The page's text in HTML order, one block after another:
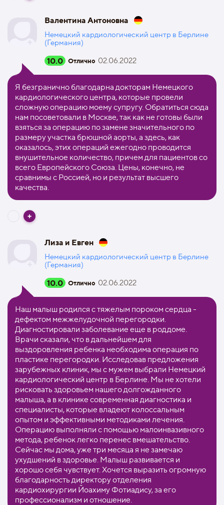
Валентина Антоновна
Немецкий кардиологический центр в Берлине
(Германия)
10.0 Отлично 02.06.2022
Я безгранично благодарна докторам Немецкого
кардиологического центра, которые провели
сложную операцию моему супругу. Обратиться сюда
нам посоветовали в Москве, так как не готовы были
взяться за операцию по замене значительного по
размеру участка брюшной аорты, а здесь, как
оказалось, этих операций ежегодно проводится
внушительное количество, причем для пациентов со
всего Европейского Союза. Цены, конечно, не
сравнимы с Россией, но и результат высшего
качества.
Лиза и Евген
Немецкий кардиологический центр в Берлине
(Германия)
10.0 Отлично 02.06.2022
Наш малыш родился с тяжелым пороком сердца -
дефектом межжелудочной перегородки.
Диагностировали заболевание еще в роддоме.
Врачи сказали, что в дальнейшем для
выздоровления ребенка необходима операция по
пластике перегородки. Исследовав предложения
зарубежных клиник, мы с мужем выбрали Немецкий
кардиологический центр в Берлине. Мы не хотели
рисковать здоровьем нашего долгожданного
малыша, а в клинике современная диагностика и
специалисты, которые владеют колоссальным
опытом и эффективными методиками лечения.
Операцию выполняли с помощью малоинвазивного
метода, ребенок легко перенес вмешательство.
Сейчас мы дома, уже три месяца я не замечаю
ухудшений в здоровье. Малыш развивается и
хорошо себя чувствует. Хочется выразить огромную
благодарность директору отделения
кардиохирургии Йоахиму Фотиадису, за его
профессионализм и отношение.